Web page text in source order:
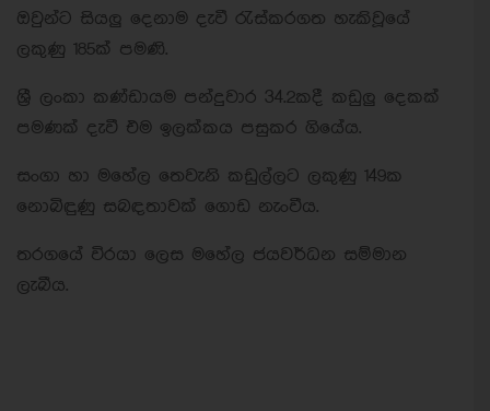
ඔවුන්ට සියලු දෙනාම දැවී රැස්කරගත හැකිවූයේ
ලකුණු 185ක් පමණි.
ශ්‍රී ලංකා කණ්ඩායම පන්දුවාර 34.2කදී කඩුලු දෙකක්
පමණක් දැවී එම ඉලක්කය පසුකර ගියේය.
සංගා හා මහේල තෙවැනි කඩුල්ලට ලකුණු 149ක
නොබිඳුණු සබඳතාවක් ගොඩ නැංවීය.
තරගයේ විරයා ලෙස මහේල ජයවර්ධන සම්මාන
ලැබීය.